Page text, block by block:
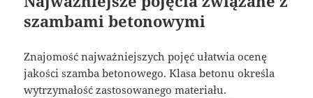
szambami betonowymi
Znajomość najważniejszych pojęć ułatwia ocenę
jakości szamba betonowego. Klasa betonu określa
wytrzymałość zastosowanego materiału.